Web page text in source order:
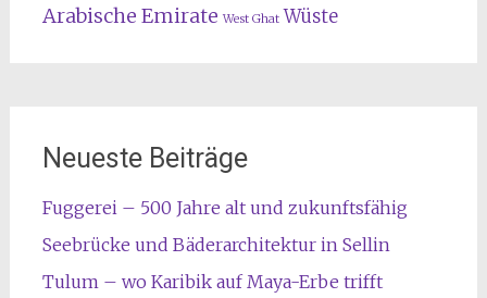
Arabische Emirate West Ghat Wüste
Neueste Beiträge
Fuggerei – 500 Jahre alt und zukunftsfähig
Seebrücke und Bäderarchitektur in Sellin
Tulum – wo Karibik auf Maya-Erbe trifft